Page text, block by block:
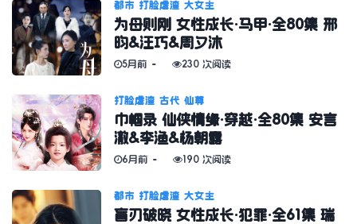
都市 打脸虐渣 大女主
为母则刚 女性成长·马甲·全80集 邢
昀&汪巧&周夕沐
5月前 230 次阅读
打脸虐渣 古代 仙尊
巾帼录 仙侠情缘·穿越·全80集 安言
澈&李渔&杨朝露
6月前 190 次阅读
都市 打脸虐渣 大女主
盲刃破晓 女性成长·犯罪·全61集 瑞